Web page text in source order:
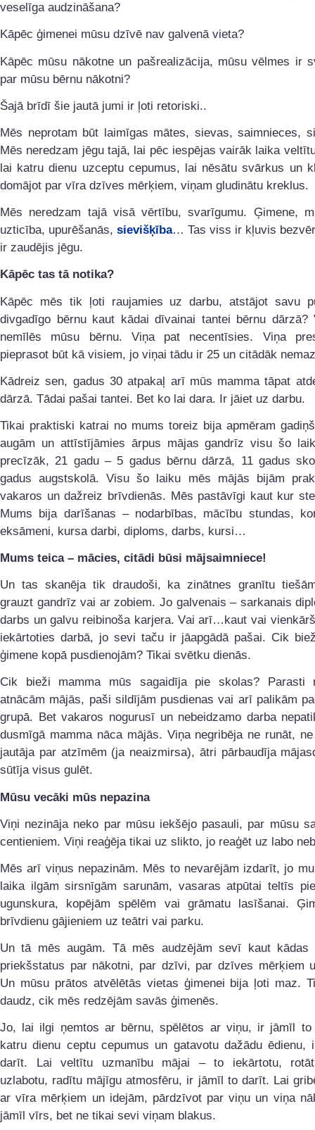
veselīga audzināšana?
Kāpēc ģimenei mūsu dzīvē nav galvenā vieta?
Kāpēc mūsu nākotne un pašrealizācija, mūsu vēlmes ir
par mūsu bērnu nākotni?
Šajā brīdī šie jautā jumi ir ļoti retoriski..
Mēs neprotam būt laimīgas mātes, sievas, saimnieces,
Mēs neredzam jēgu tajā, lai pēc iespējas vairāk laika
lai katru dienu uzceptu cepumus, lai nēsātu svārkus un
domājot par vīra dzīves mērķiem, viņam gludinātu kreklus.
Mēs neredzam tajā visā vērtību, svarīgumu. Ģimene,
uzticība, upurēšanās, sievišķība… Tas viss ir kļuvis
ir zaudējis jēgu.
Kāpēc tas tā notika?
Kāpēc mēs tik ļoti raujamies uz darbu, atstājot savu
divgadīgo bērnu kaut kādai dīvainai tantei bērnu dārzā?
nemīlēs mūsu bērnu. Viņa pat necentīsies. Viņa
pieprasot būt kā visiem, jo viņai tādu ir 25 un citādāk
Kādreiz sen, gadus 30 atpakaļ arī mūs mamma tāpat
dārzā. Tādai pašai tantei. Bet ko lai dara. Ir jāiet uz darbu.
Tikai praktiski katrai no mums toreiz bija apmēram
augām un attīstījāmies ārpus mājas gandrīz visu šo
precīzāk, 21 gadu – 5 gadus bērnu dārzā, 11 gadus
gadus augstskolā. Visu šo laiku mēs mājās bijām
vakaros un dažreiz brīvdienās. Mēs pastāvīgi kaut kur
Mums bija darīšanas – nodarbības, mācību stundas,
eksāmeni, kursa darbi, diploms, darbs, kursi…
Mums teica – mācies, citādi būsi mājsaimniece!
Un tas skanēja tik draudoši, ka zinātnes granītu
grauzt gandrīz vai ar zobiem. Jo galvenais – sarkanais
darbs un galvu reibinoša karjera. Vai arī…kaut vai
iekārtoties darbā, jo sevi taču ir jāapgādā pašai. Cik
ģimene kopā pusdienojām? Tikai svētku dienās.
Cik bieži mamma mūs sagaidīja pie skolas? Parasti
atnācām mājās, paši sildījām pusdienas vai arī palikām
grupā. Bet vakaros nogurusī un nebeidzamo darba
dusmīgā mamma nāca mājās. Viņa negribēja ne runāt,
jautāja par atzīmēm (ja neaizmirsa), ātri pārbaudīja
sūtīja visus gulēt.
Mūsu vecāki mūs nepazina
Viņi nezināja neko par mūsu iekšējo pasauli, par mūsu
centieniem. Viņi reaģēja tikai uz slikto, jo reaģēt uz labo
Mēs arī viņus nepazinām. Mēs to nevarējām izdarīt, jo
laika ilgām sirsnīgām sarunām, vasaras atpūtai teltīs
ugunskura, kopējām spēlēm vai grāmatu lasīšanai.
brīvdienu gājieniem uz teātri vai parku.
Un tā mēs augām. Tā mēs audzējām sevī kaut kādas
priekšstatus par nākotni, par dzīvi, par dzīves mērķiem
Un mūsu prātos atvēlētās vietas ģimenei bija ļoti maz.
daudz, cik mēs redzējām savās ģimenēs.
Jo, lai ilgi ņemtos ar bērnu, spēlētos ar viņu, ir jāmīl
katru dienu ceptu cepumus un gatavotu dažādu
darīt. Lai veltītu uzmanību mājai – to iekārtotu,
uzlabotu, radītu mājīgu atmosfēru, ir jāmīl to darīt. Lai
ar vīra mērķiem un idejām, pārdzīvot par viņu un viņa
jāmīl vīrs, bet ne tikai sevi viņam blakus.